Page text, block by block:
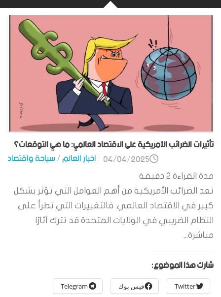
تأثيرات الضرائب الأمريكية على الاقتصاد العالمي: ما هي التوقعات؟
اخبار العالم/سياحة واقتصاد 04/04/2025
مدة القراءة 2 دقيقة
تعد الضرائب الأمريكية من أهم العوامل التي تؤثر بشكل
كبير في الاقتصاد العالمي. فالتغييرات التي تطرأ على
النظام الضريبي في الولايات المتحدة قد تترك آثارًا
مباشرة...
شارك هذا الموضوع:
Twitter فيس بوك Telegram